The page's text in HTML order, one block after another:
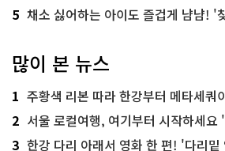
5 채소 싫어하는 아이도 즐겁게 냠냠! '찾아가는
많이 본 뉴스
1 주황색 리본 따라 한강부터 메타세쿼이아 숲
2 서울 로컬여행, 여기부터 시작하세
3 한강 다리 아래서 영화 한 편! '다리밑